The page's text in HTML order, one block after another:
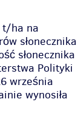
t/ha na
słonecznika
słonecznika
Polityki
września
wynosiła